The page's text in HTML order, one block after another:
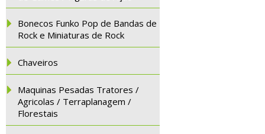
Bonecos Funko Pop de Bandas de
Rock e Miniaturas de Rock
Chaveiros
Maquinas Pesadas Tratores /
Agricolas / Terraplanagem /
Florestais